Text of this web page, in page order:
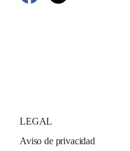
LEGAL
Aviso de privacidad